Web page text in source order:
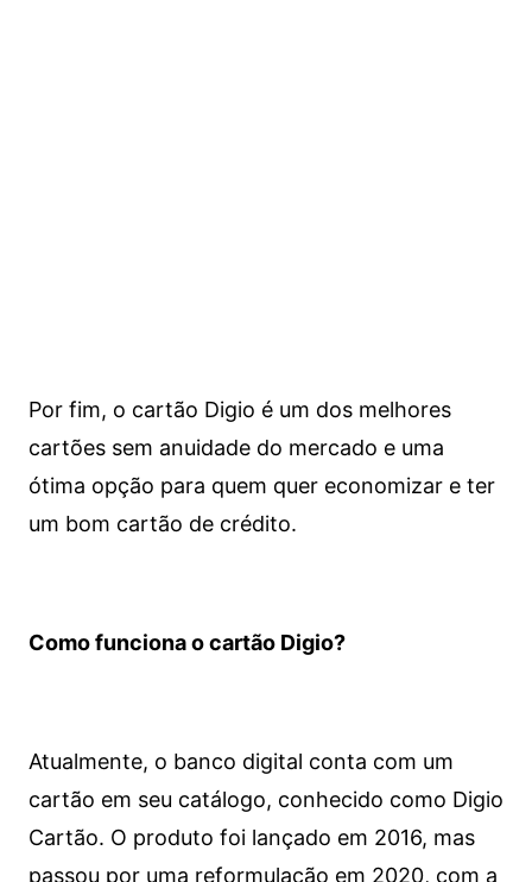
Por fim, o cartão Digio é um dos melhores
cartões sem anuidade do mercado e uma
ótima opção para quem quer economizar e ter
um bom cartão de crédito.
Como funciona o cartão Digio?
Atualmente, o banco digital conta com um
cartão em seu catálogo, conhecido como Digio
Cartão. O produto foi lançado em 2016, mas
passou por uma reformulação em 2020, com a